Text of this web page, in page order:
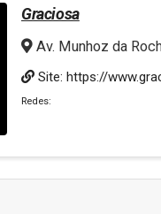
Graciosa
Av. Munhoz da
Site: https://
Redes: